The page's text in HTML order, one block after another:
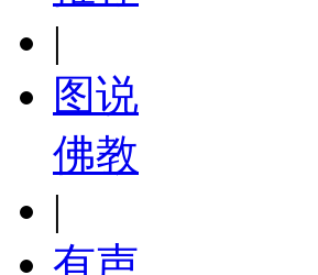
|
图说
佛教
|
有声